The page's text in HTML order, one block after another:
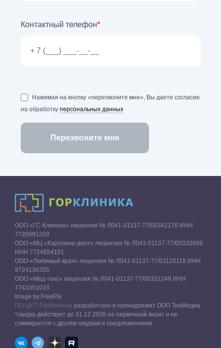
Контактный телефон*
Нажимая на кнопку «перезвоните мне», Вы даете согласие
на обработку персональных данных
ООО «ГС-Клиника» лицензия № Л041-01137-77/00342176 ИНН
7720691259
ООО «МЦ «Каролина-дент» лицензия № Л041-01137-77/00333668
ИНН 7724554101
ООО «Любимый врач» лицензия № Л041-01137-77/01125118 ИНН
9724136355
ООО «Мед-токс» лицензия № Л041-01137-77/00351249 ИНН
7743351033
Image by FreePik
ПО ЦУП ГорКлиника разработано и принадлежит ООО ТеоМедиа
*скидка действует до 31.12.2026 на первичный визит и не
суммируется с другим скидкам и предложениями